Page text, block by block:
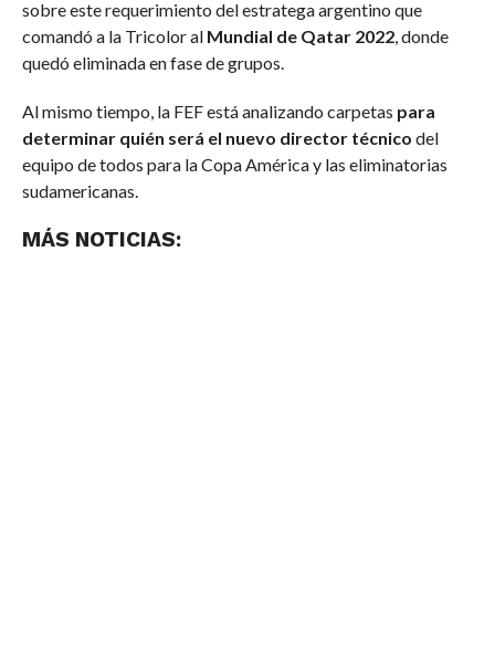
sobre este requerimiento del estratega argentino que
comandó a la Tricolor al Mundial de Qatar 2022, donde
quedó eliminada en fase de grupos.
Al mismo tiempo, la FEF está analizando carpetas para
determinar quién será el nuevo director técnico del
equipo de todos para la Copa América y las eliminatorias
sudamericanas.
MÁS NOTICIAS: